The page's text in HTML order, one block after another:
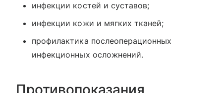
инфекции костей и суставов;
инфекции кожи и мягких тканей;
профилактика послеоперационных
инфекционных осложнений.